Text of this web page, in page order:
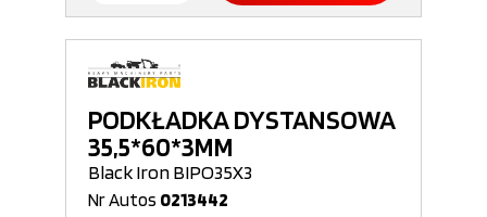
PODKŁADKA DYSTANSOWA
35,5*60*3MM
Black Iron BIPO35X3
Nr Autos 0213442